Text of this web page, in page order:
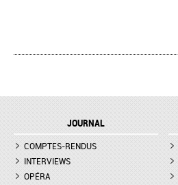
JOURNAL
COMPTES-RENDUS
INTERVIEWS
OPÉRA